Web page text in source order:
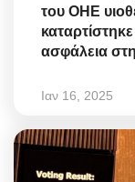
του ΟΗΕ
ασφάλεια
Ιαν 16, 2025